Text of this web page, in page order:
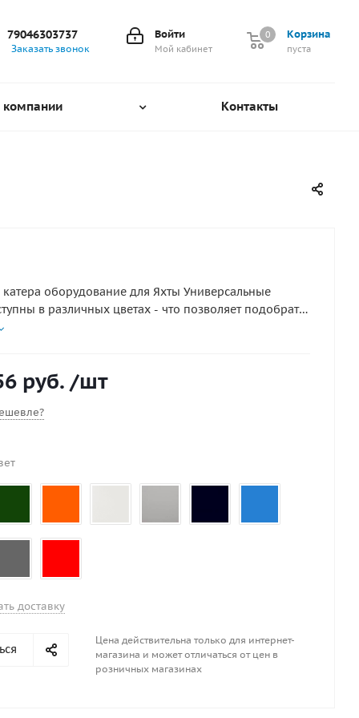
Корзина
0
пуста
0
Войти
Мой кабинет
79046303737
Заказать звонок
Контакты
оборудование для Яхты Универсальные
в различных цветах - что позволяет подобрать
для вашей яхты или катера Изготавливается из
руб. /шт
доставку
Цена действительна только для интернет-
магазина и может отличаться от цен в
розничных магазинах